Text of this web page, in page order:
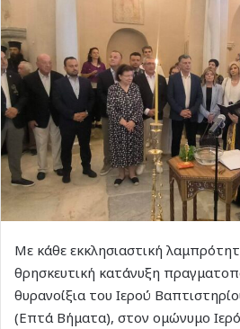
Με κάθε εκκλησιαστική
θρησκευτική κατάνυξη
θυρανοίξια του Ιερού
(Επτά Βήματα), στον ομώνυμο